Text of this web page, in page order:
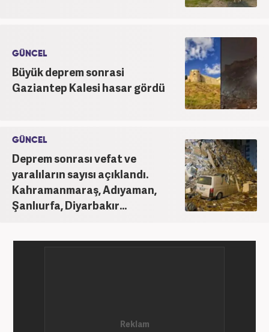
GÜNCEL
Büyük deprem sonrasi
Gaziantep Kalesi hasar gördü
GÜNCEL
Deprem sonrası vefat ve
yaralıların sayısı açıklandı.
Kahramanmaraş, Adıyaman,
Şanlıurfa, Diyarbakır...